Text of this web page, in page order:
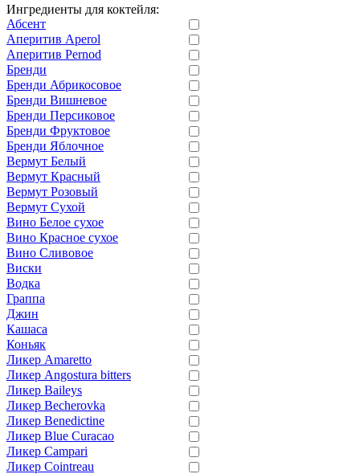
Ингредиенты для коктейля:
Абсент
Аперитив Aperol
Аперитив Pernod
Бренди
Бренди Абрикосовое
Бренди Вишневое
Бренди Персиковое
Бренди Фруктовое
Бренди Яблочное
Вермут Белый
Вермут Красный
Вермут Розовый
Вермут Сухой
Вино Белое сухое
Вино Красное сухое
Вино Сливовое
Виски
Водка
Граппа
Джин
Кашаса
Коньяк
Ликер Amaretto
Ликер Angostura bitters
Ликер Baileys
Ликер Becherovka
Ликер Benedictine
Ликер Blue Curacao
Ликер Campari
Ликер Cointreau